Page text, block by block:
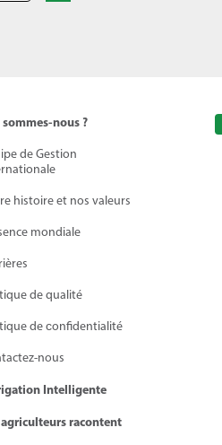
nous ?
de Gestion
histoire et nos valeurs
mondiale
de qualité
de сonfidentialité
nous
Intelligente
agriculteurs racontent